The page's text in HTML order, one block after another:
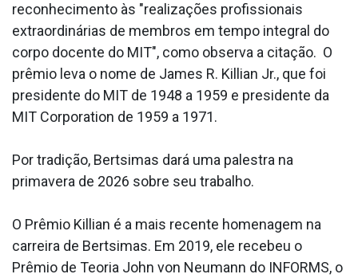
reconhecimento às "realizações profissionais
extraordinárias de membros em tempo integral do
corpo docente do MIT", como observa a citação. O
prêmio leva o nome de James R. Killian Jr., que foi
presidente do MIT de 1948 a 1959 e presidente da
MIT Corporation de 1959 a 1971.
Por tradição, Bertsimas dará uma palestra na
primavera de 2026 sobre seu trabalho.
O Prêmio Killian é a mais recente homenagem na
carreira de Bertsimas. Em 2019, ele recebeu o
Prêmio de Teoria John von Neumann do INFORMS, o